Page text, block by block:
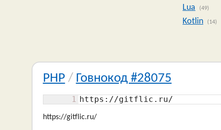
Lua
(49)
Kotlin (14)
PHP / Говнокод #28075
1 https: //gitflic.ru/
https://gitflic.ru/